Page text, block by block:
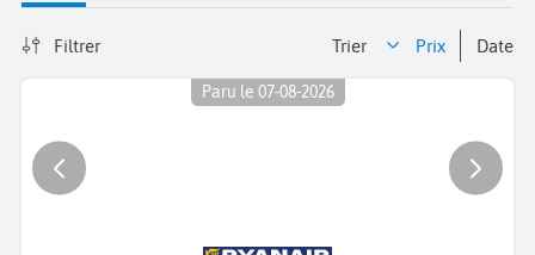
Filtrer Trier prix date
Paru le 07-08-2026